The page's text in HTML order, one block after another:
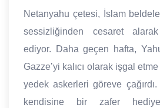
Netanyahu çetesi, İslam
sessizliğinden cesaret
ediyor. Daha geçen hafta,
Gazze’yi kalıcı olarak işgal
yedek askerleri göreve
kendisine bir zafer